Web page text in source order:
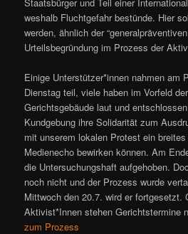
weshalb Fluchtgefahr bestünde. Hier
werden, ähnlich der
Urteilsbegründung im Prozess der
Einige Unterstützer*innen nahmen am
Dienstag teil, viele haben im Vorfeld
Gerichtsgebäude laut und
Kundgebung ihre Solidarität zum
mit unserem lokalen Protest ein
Medienecho bewirken können. Am
die Untersuchungshaft aufgehoben.
noch nicht und der Prozess wurde
Mittwoch den 20.7. wird er fortgesetzt.
Aktivist*Innen stehen Gerichtstermine
zum Prozess